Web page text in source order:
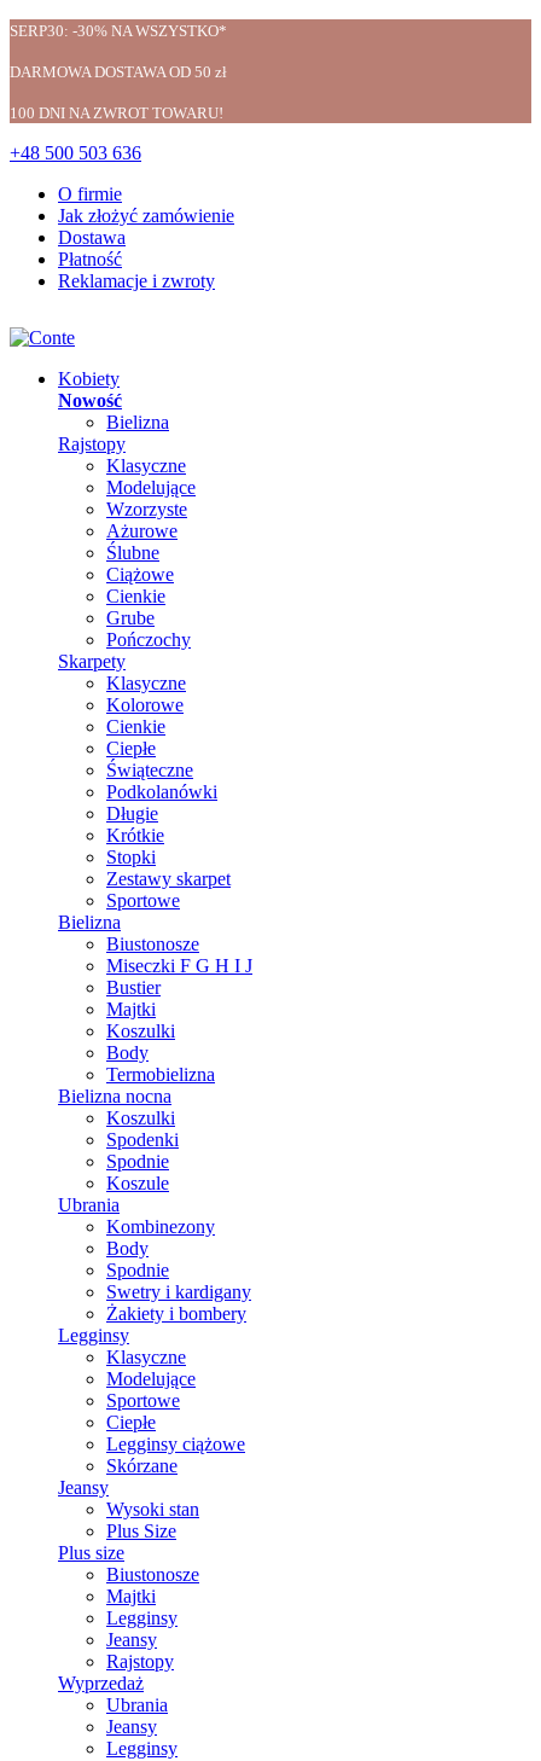
SERP30: -30% NA WSZYSTKO*
DARMOWA DOSTAWA OD 50 zł
100 DNI NA ZWROT TOWARU!
+48 500 503 636
O firmie
Jak złożyć zamówienie
Dostawa
Płatność
Reklamacje i zwroty
Kobiety
Nowość
Bielizna
Rajstopy
Klasyczne
Modelujące
Wzorzyste
Ażurowe
Ślubne
Ciążowe
Cienkie
Grube
Pończochy
Skarpety
Klasyczne
Kolorowe
Cienkie
Ciepłe
Świąteczne
Podkolanówki
Długie
Krótkie
Stopki
Zestawy skarpet
Sportowe
Bielizna
Biustonosze
Miseczki F G H I J
Bustier
Majtki
Koszulki
Body
Termobielizna
Bielizna nocna
Koszulki
Spodenki
Spodnie
Koszule
Ubrania
Kombinezony
Body
Spodnie
Swetry i kardigany
Żakiety i bombery
Legginsy
Klasyczne
Modelujące
Sportowe
Ciepłe
Legginsy ciążowe
Skórzane
Jeansy
Wysoki stan
Plus Size
Plus size
Biustonosze
Majtki
Legginsy
Jeansy
Rajstopy
Wyprzedaż
Ubrania
Jeansy
Legginsy